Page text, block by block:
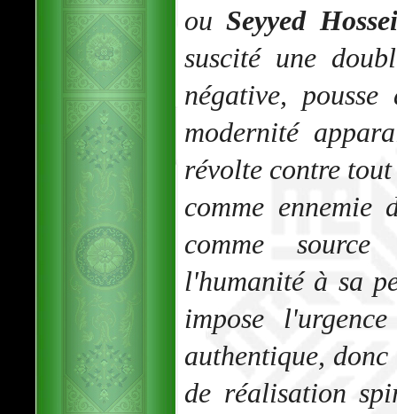
ouSeyyed
suscité une
négative,
modernité
révolte contre
comme ennemie
comme
l'humanité à sa
impose
authentique,
de réalisation